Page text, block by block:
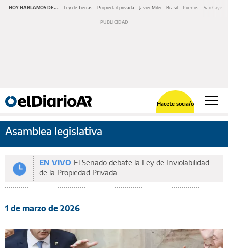
HOY HABLAMOS DE... Ley de Tierras Propiedad privada Javier Milei Brasil Puertos San
Hacete socia/o
Asamblea legislativa
EN VIVO El Senado debate la Ley de Inviolabilidad
de la Propiedad Privada
1 de marzo de 2026